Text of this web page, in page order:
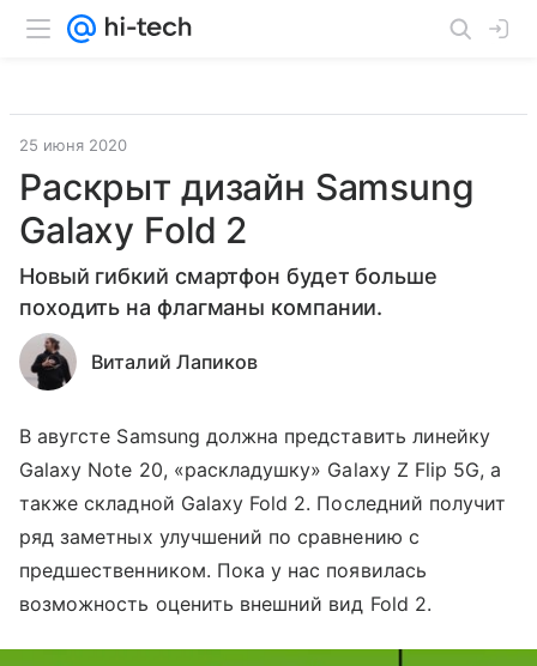
25 июня 2020
Раскрыт дизайн Samsung
Galaxy Fold 2
Новый гибкий смартфон будет больше
походить на флагманы компании.
Виталий Лапиков
В авугсте Samsung должна представить линейку
Galaxy Note 20, «раскладушку» Galaxy Z Flip 5G, а
также складной Galaxy Fold 2. Последний получит
ряд заметных улучшений по сравнению с
предшественником. Пока у нас появилась
возможность оценить внешний вид Fold 2.